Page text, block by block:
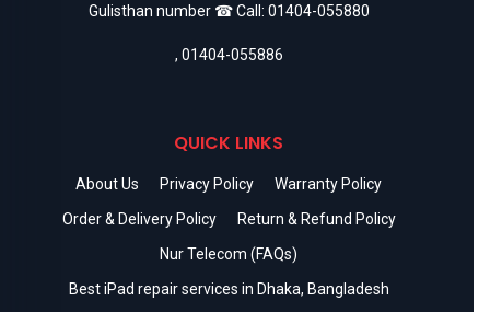
Gulisthan number ☎ Call: 01404-055880
, 01404-055886
QUICK LINKS
About Us Privacy Policy
Warranty Policy
Order & Delivery Policy
Return & Refund Policy
Nur Telecom (FAQs)
Best iPad repair services in Dhaka, Bangladesh